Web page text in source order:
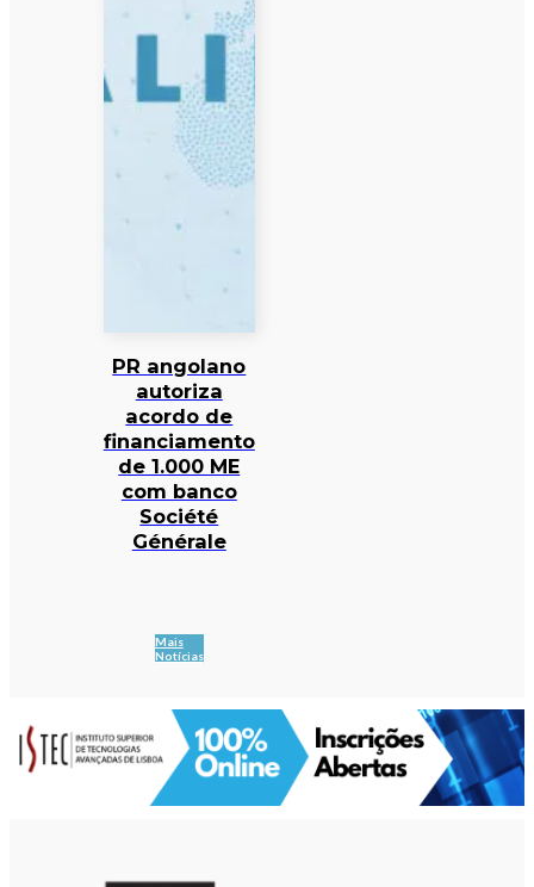
PR angolano
autoriza
acordo de
financiamento
de 1.000 ME
com banco
Société
Générale
Mais
Notícias